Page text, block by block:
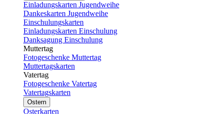
Einladungskarten Jugendweihe
Dankeskarten Jugendweihe
Einschulungskarten
Einladungskarten Einschulung
Danksagung Einschulung
Muttertag
Fotogeschenke Muttertag
Muttertagskarten
Vatertag
Fotogeschenke Vatertag
Vatertagskarten
Ostern
Osterkarten